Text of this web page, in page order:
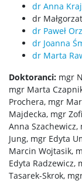
Projekty
Wydziałowa
Biblioteka
Aktualności
Kontakt
dr Anna
dr
dr Paweł
dr Joanna
dr Marta
Doktoranci: mgr
mgr Marta
Prochera, mgr
Majdecka, mgr
Anna
Jung, mgr Edyta
Marcin Wojtasik,
Edyta Radzewicz,
Tasarek-Skrok,